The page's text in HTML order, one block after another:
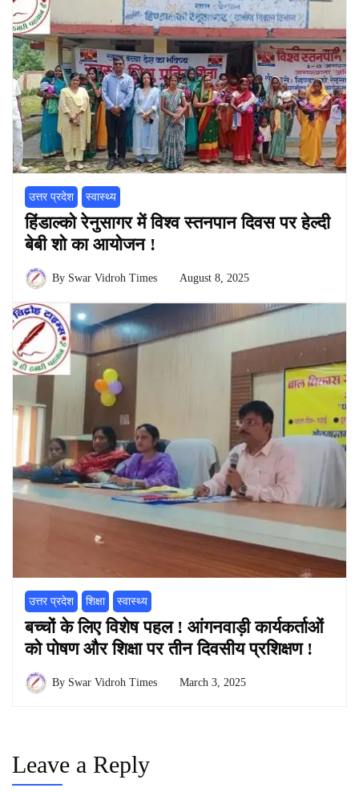
उत्तर प्रदेश स्वास्थ्य
हिंडाल्को रेनुसागर में विश्व स्तनपान दिवस पर हेल्दी
बेबी शो का आयोजन !
By Swar Vidroh Times August 8, 2025
उत्तर प्रदेश शिक्षा स्वास्थ्य
बच्चों के लिए विशेष पहल ! आंगनवाड़ी कार्यकर्ताओं
को पोषण और शिक्षा पर तीन दिवसीय प्रशिक्षण !
By Swar Vidroh Times March 3, 2025
Leave a Reply